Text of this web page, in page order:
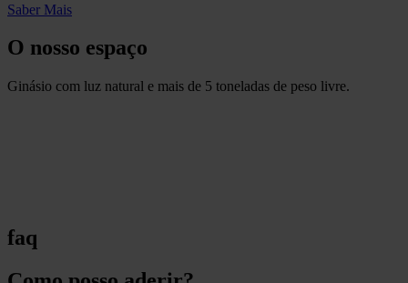
Saber Mais
O nosso espaço
Ginásio com luz natural e mais de 5 toneladas de peso livre.
faq